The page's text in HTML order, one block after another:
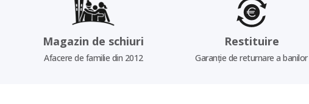
Magazin de schiuri
Afacere de familie din 2012
Restituire
Garanție de returnare a banilor